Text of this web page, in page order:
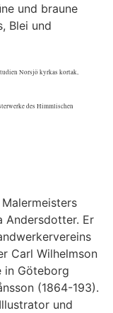
und braune
Blei und
Norsjö kyrkas kortak,
des Himmlischen
Andersdotter. Er
Carl Wilhelmson
in Göteborg
(1864-193).
und